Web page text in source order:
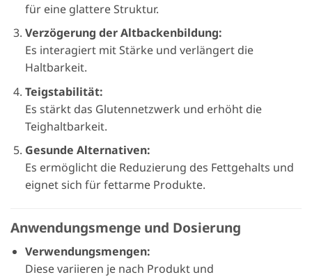
für eine glattere Struktur.
Verzögerung der Altbackenbildung:
Es interagiert mit Stärke und verlängert die
Haltbarkeit.
Teigstabilität:
Es stärkt das Glutennetzwerk und erhöht die
Teighaltbarkeit.
Gesunde Alternativen:
Es ermöglicht die Reduzierung des Fettgehalts und
eignet sich für fettarme Produkte.
Anwendungsmenge und Dosierung
Verwendungsmengen:
Diese variieren je nach Produkt und